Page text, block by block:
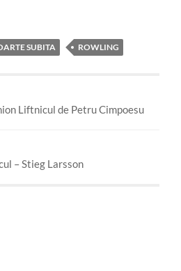
SUBITA ROWLING
Liftnicul de Petru Cimpoesu
– Stieg Larsson